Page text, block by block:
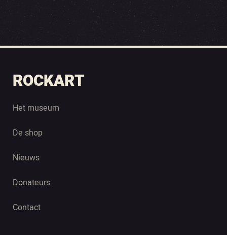
ROCKART
Het museum
De shop
Nieuws
Donateurs
Contact